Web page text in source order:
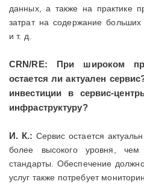
данных, а также на практике
затрат на содержание
и т. д.
CRN/RE: При широком
остается ли актуален
инвестиции в сервис-
инфраструктуру?
И. К.: Сервис остается
более высокого уровня, чем
стандарты. Обеспечение
услуг также потребует